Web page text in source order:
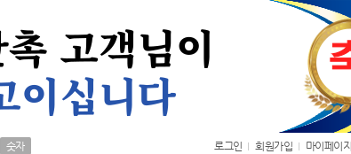
숫자 로그인 회원가입 마이페이지